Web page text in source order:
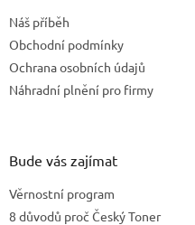
Náš příběh
Obchodní podmínky
Ochrana osobních údajů
Náhradní plnění pro firmy
Bude vás zajímat
Věrnostní program
8 důvodů proč Český Toner